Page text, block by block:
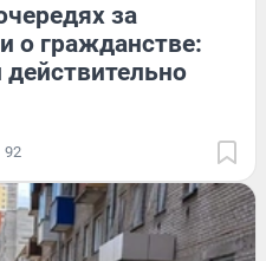
за
о гражданстве:
92